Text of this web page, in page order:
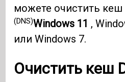
можете очистить кеш
(DNS)Windows 11 ,
или Windows 7.
Очистить кеш